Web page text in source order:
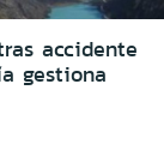
accidente
gestiona